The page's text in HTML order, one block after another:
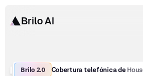
Brilo AI
Brilo 2.0 Cobertura telefónica de